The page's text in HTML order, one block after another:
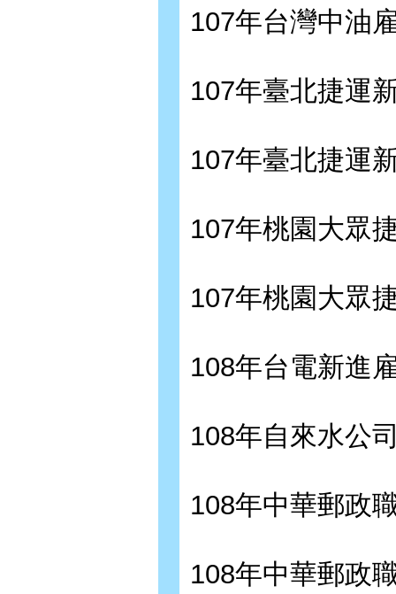
107年台灣中油
107年臺北捷運
107年臺北捷運
107年桃園大眾
107年桃園大眾
108年台電新進
108年自來水公
108年中華郵政
108年中華郵政